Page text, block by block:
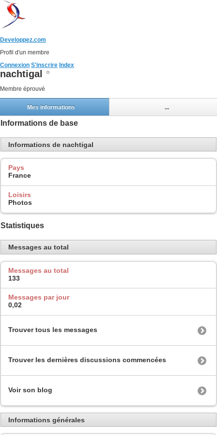
Developpez.com
Profil d'un membre
Connexion S'inscrire Index
nachtigal
Membre éprouvé
Mes informations ...
Informations de base
Informations de nachtigal
Pays
France
Loisirs
Photos
Statistiques
Messages au total
Messages au total
133
Messages par jour
0,02
Trouver tous les messages
Trouver les dernières discussions commencées
Voir son blog
Informations générales